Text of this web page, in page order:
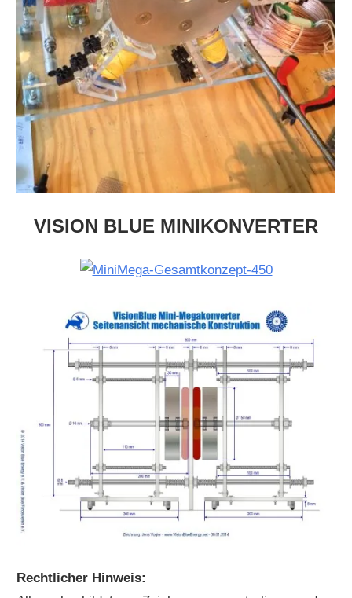
VISION BLUE MINIKONVERTER
Rechtlicher Hinweis: